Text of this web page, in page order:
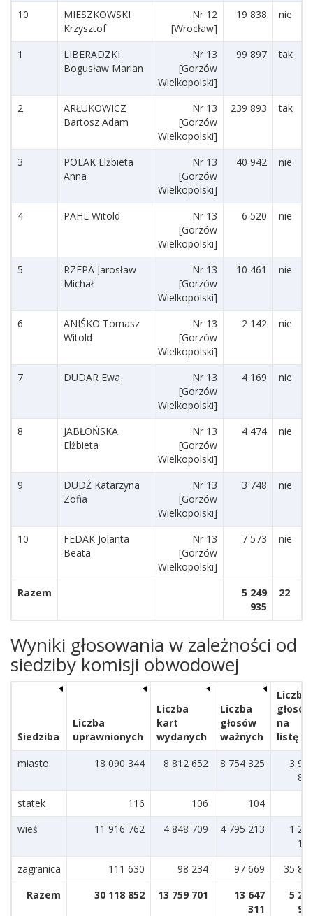
10
MIESZKOWSKI
Krzysztof
Nr 12
[Wrocław]
19 838 nie
1
LIBERADZKI
Bogusław Marian
Nr 13
[Gorzów
Wielkopolski]
99 897 tak
2
ARŁUKOWICZ
Bartosz Adam
Nr 13
[Gorzów
Wielkopolski]
239 893 tak
3
POLAK Elżbieta
Anna
Nr 13
[Gorzów
Wielkopolski]
40 942 nie
4 PAHL Witold
Nr 13
[Gorzów
Wielkopolski]
6 520 nie
5
RZEPA Jarosław
Michał
Nr 13
[Gorzów
Wielkopolski]
10 461 nie
6
ANIŚKO Tomasz
Witold
Nr 13
[Gorzów
Wielkopolski]
2 142 nie
7 DUDAR Ewa
Nr 13
[Gorzów
Wielkopolski]
4 169 nie
8
JABŁOŃSKA
Elżbieta
Nr 13
[Gorzów
Wielkopolski]
4 474 nie
9
DUDŹ Katarzyna
Zofia
Nr 13
[Gorzów
Wielkopolski]
3 748 nie
10
FEDAK Jolanta
Beata
Nr 13
[Gorzów
Wielkopolski]
7 573 nie
Razem
5 249
935
22
Wyniki głosowania w zależności od
siedziby komisji obwodowej
Siedziba
Liczba
uprawnionych
Liczba
kart
wydanych
Liczba
głosów
ważnych
Liczba
głosów
na
listę
miasto
18 090 344 8 812 652 8 754 325
3
statek
116 106 104
wieś
11 916 762 4 848 709 4 795 213
1
zagranica
111 630 98 234 97 669
35
Razem
30 118 852 13 759 701
13 647
311
5